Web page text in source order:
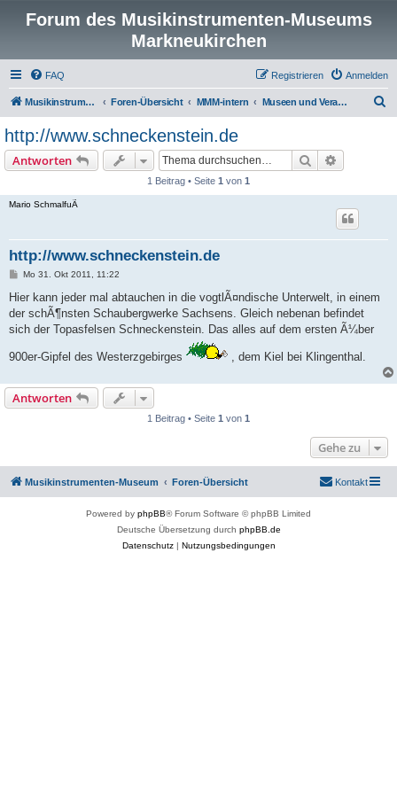
Forum des Musikinstrumenten-Museums
Markneukirchen
FAQ Anmelden
Registrieren
Musikinstrumenten-Museum Foren-Übersicht MMM-intern Museen und Veranstaltungen in der Region
http://www.schneckenstein.de
Antworten Suche
1 Beitrag • Seite 1 von 1
Mario SchmalfuÃ
http://www.schneckenstein.de
B
i
r
a
Mo 31. Okt 2011, 11:22
Hier kann jeder mal abtauchen in die vogtlÃ¤ndische Unterwelt, in einem
der schÃ¶nsten Schaubergwerke Sachsens. Gleich nebenan befindet
sich der Topasfelsen Schneckenstein. Das alles auf dem ersten Ã¼ber
900er-Gipfel des Westerzgebirges , dem Kiel bei Klingenthal.
Antworten
1 Beitrag • Seite 1 von 1
Gehe zu
Musikinstrumenten-Museum Foren-Übersicht Kontakt
Powered by phpBB® Forum Software © phpBB Limited
Deutsche Übersetzung durch phpBB.de
Datenschutz| Nutzungsbedingungen